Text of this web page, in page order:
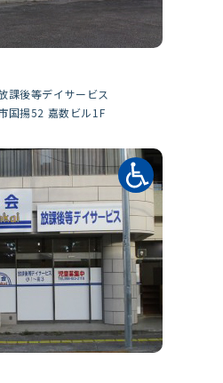
課後等デイサービス
国揚52 嘉数ビル1F